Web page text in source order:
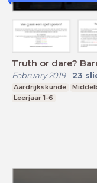
Truth or dare?
February 2019- 23
Aardrijkskunde
Leerjaar 1-6